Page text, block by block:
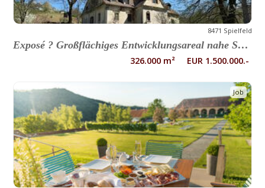
8471 Spielfeld
Exposé ? Großflächiges Entwicklungsareal nahe Spielfeld / Österreichische Grenze ? 32,6 ha mit erheblichem Potenzial
326.000 m² EUR 1.500.000.-
Job